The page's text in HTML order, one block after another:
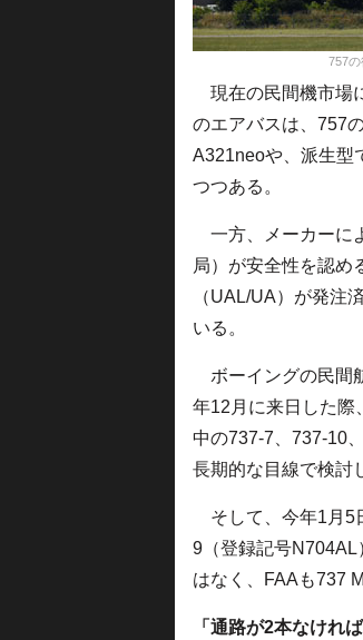
757
現在の民間機市場
のエアバスは、757
A321neoや、派生型
つつある。
一方、メーカーに
局）が安全性を認め
（UAL/UA）が発注
いる。
ボーイングの民間
年12月に来日した際
中の737-7、737-10
長期的な目線で検討
そして、今年1月5
9（登録記号
はなく、FAAも737
「通路が2本なけれ